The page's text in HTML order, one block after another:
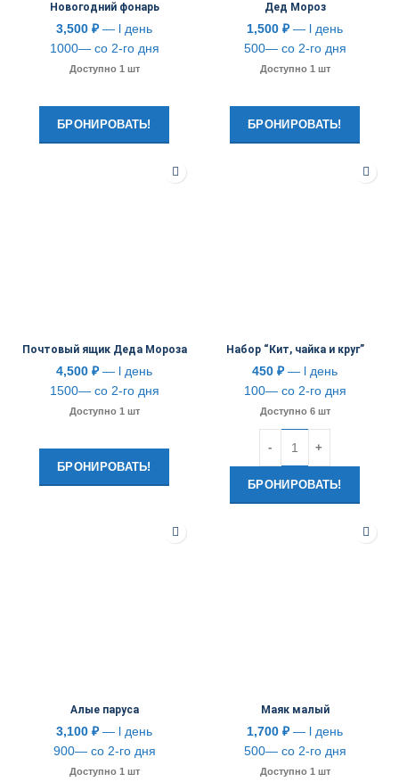
Новогодний фонарь
3,500 ₽— l день
1000— со 2-го дня
Доступно 1 шт
БРОНИРОВАТЬ!
Дед Мороз
1,500 ₽— l день
500— со 2-го дня
Доступно 1 шт
БРОНИРОВАТЬ!
Почтовый ящик Деда Мороза
4,500 ₽— l день
1500— со 2-го дня
Доступно 1 шт
БРОНИРОВАТЬ!
Набор “Кит, чайка и круг”
450 ₽— l день
100— со 2-го дня
Доступно 6 шт
БРОНИРОВАТЬ!
Алые паруса
3,100 ₽— l день
900— со 2-го дня
Доступно 1 шт
Маяк малый
1,700 ₽— l день
500— со 2-го дня
Доступно 1 шт